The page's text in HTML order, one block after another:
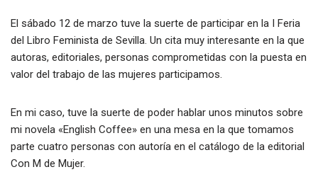
El sábado 12 de marzo tuve la suerte de participar en la I Feria
del Libro Feminista de Sevilla. Un cita muy interesante en la que
autoras, editoriales, personas comprometidas con la puesta en
valor del trabajo de las mujeres participamos.
En mi caso, tuve la suerte de poder hablar unos minutos sobre
mi novela «English Coffee» en una mesa en la que tomamos
parte cuatro personas con autoría en el catálogo de la editorial
Con M de Mujer.